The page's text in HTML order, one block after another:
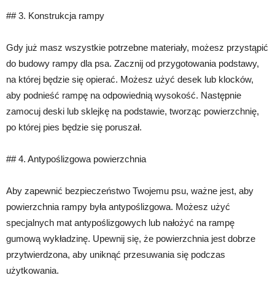
## 3. Konstrukcja rampy
Gdy już masz wszystkie potrzebne materiały, możesz przystąpić
do budowy rampy dla psa. Zacznij od przygotowania podstawy,
na której będzie się opierać. Możesz użyć desek lub klocków,
aby podnieść rampę na odpowiednią wysokość. Następnie
zamocuj deski lub sklejkę na podstawie, tworząc powierzchnię,
po której pies będzie się poruszał.
## 4. Antypoślizgowa powierzchnia
Aby zapewnić bezpieczeństwo Twojemu psu, ważne jest, aby
powierzchnia rampy była antypoślizgowa. Możesz użyć
specjalnych mat antypoślizgowych lub nałożyć na rampę
gumową wykładzinę. Upewnij się, że powierzchnia jest dobrze
przytwierdzona, aby uniknąć przesuwania się podczas
użytkowania.